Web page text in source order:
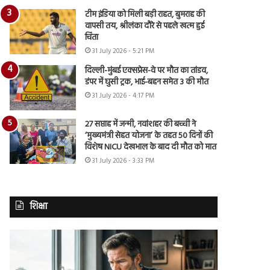
टीम इंडिया को मिली बड़ी राहत, बुमराह की
वापसी तय, श्रीलंका दौरे से पहले खत्म हुई
चिंता
31 July 2026 - 5:21 PM
दिल्ली-मुंबई एक्सप्रेस-वे पर मौत का तांडव,
डंपर में घुसी ट्रक, भाई-बहन समेत 3 की मौत
31 July 2026 - 4:17 PM
27 सप्ताह में जन्मी, नवांशहर की बच्ची ने
‘मुख्यमंत्री सेहत योजना’ के तहत 50 दिनों की
विशेष NICU देखभाल के बाद दी मौत को मात
31 July 2026 - 3:33 PM
शिक्षा